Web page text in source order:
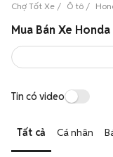
Chợ Tốt Xe Ô tô
Mua Bán Xe
Tin có video
Tất cả Cá nhân